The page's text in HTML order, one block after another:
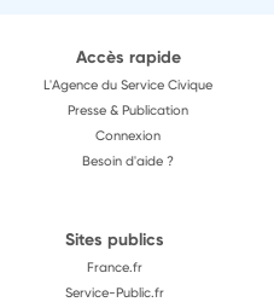
Accès rapide
L'Agence du Service Civique
Presse & Publication
Connexion
Besoin d'aide ?
Sites publics
France.fr
Service-Public.fr